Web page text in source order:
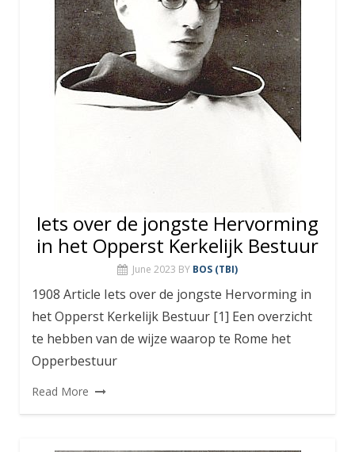
Iets over de jongste Hervorming
in het Opperst Kerkelijk Bestuur
June 2023 BY BOS (TBI)
1908 Article Iets over de jongste Hervorming in
het Opperst Kerkelijk Bestuur [1] Een overzicht
te hebben van de wijze waarop te Rome het
Opperbestuur
Read More